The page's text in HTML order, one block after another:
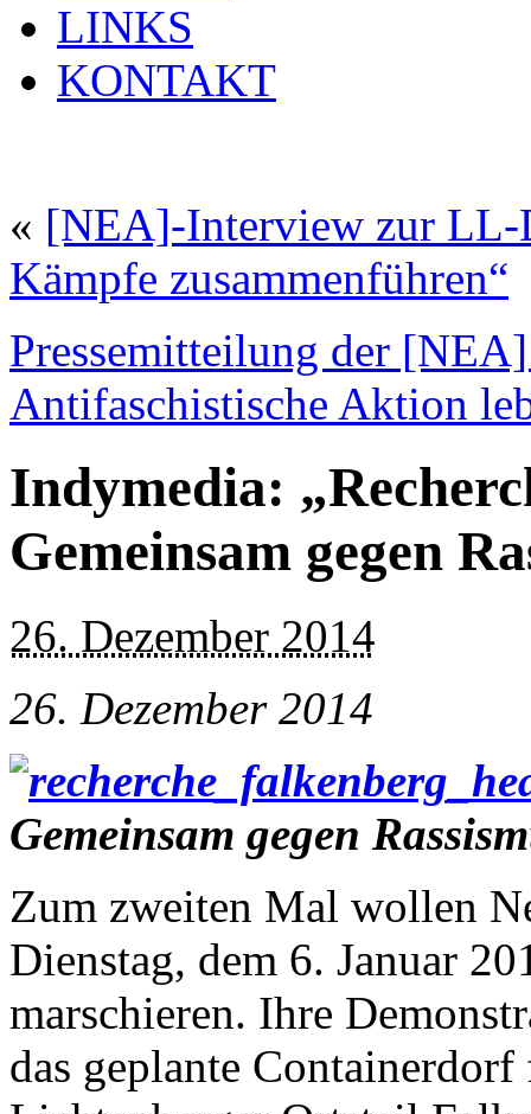
LINKS
KONTAKT
« [NEA]-Interview zur LL-
Kämpfe zusammenführen“
Pressemitteilung der
Antifaschistische Aktion
Indymedia:
Gemeinsam gegen
26. Dezember 2014
26. Dezember 2014
Gemeinsam gegen
Zum zweiten Mal wollen
Dienstag, dem 6. Januar
marschieren. Ihre
das geplante